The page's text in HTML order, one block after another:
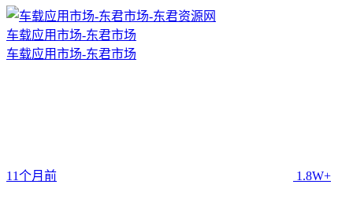
车载应用市场-东君市场
车载应用市场-东君市场
11个月前 1.8W+